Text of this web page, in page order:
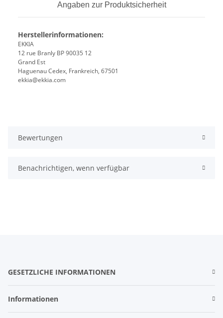
Angaben zur Produktsicherheit
Herstellerinformationen:
EKKIA
12 rue Branly BP 90035 12
Grand Est
Haguenau Cedex, Frankreich, 67501
ekkia@ekkia.com
Bewertungen
Benachrichtigen, wenn verfügbar
GESETZLICHE INFORMATIONEN
Informationen